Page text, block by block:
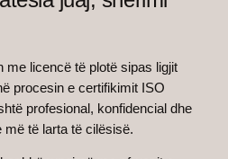
me licencë të plotë sipas ligjit
procesin e certifikimit ISO
profesional, konfidencial dhe
më të larta të cilësisë.